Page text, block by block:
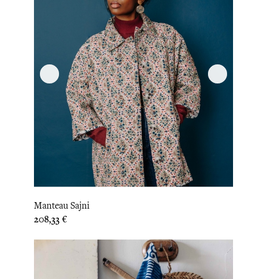
Manteau Sajni
Prix
208,33 €